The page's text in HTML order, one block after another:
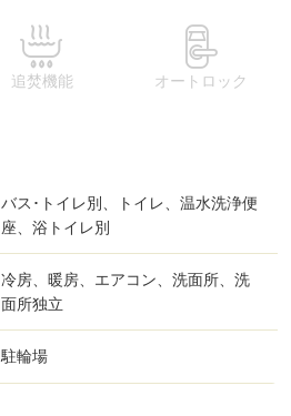
追焚機能 オートロック
バス･トイレ別、トイレ、温水洗浄便
座、浴トイレ別
冷房、暖房、エアコン、洗面所、洗
面所独立
駐輪場